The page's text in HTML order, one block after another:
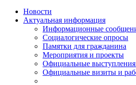
Новости
Актуальная информация
Информационные
Социалогические опросы
Памятки для гражданина
Мероприятия и проекты
Официальные
Официальные визиты и